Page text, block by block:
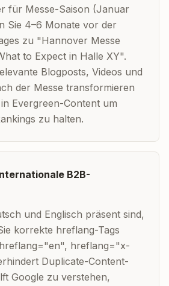
für Messe-Saison (Januar
Sie 4–6 Monate vor der
zu "Hannover Messe
to Expect in Halle XY".
Blogposts, Videos und
der Messe transformieren
Evergreen-Content um
zu halten.
B2B-
und Englisch präsent sind,
korrekte hreflang-Tags
hreflang="x-
Duplicate-Content-
Google zu verstehen,